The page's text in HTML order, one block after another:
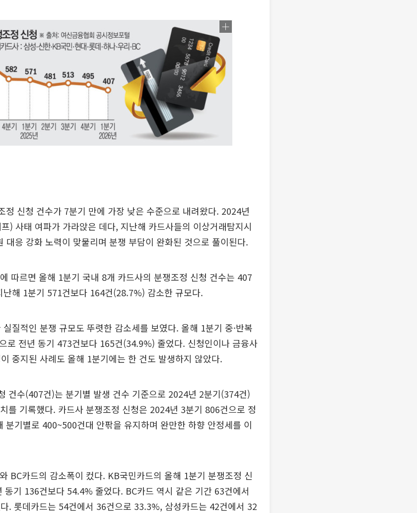
정 신청 건수가 7분기 만에 가장 낮은 수준으로 내려왔다. 2024년
) 사태 여파가 가라앉은 데다, 지난해 카드사들의 이상거래탐지시
대응 강화 노력이 맞물리며 분쟁 부담이 완화된 것으로 풀이된다.
따르면 올해 1분기 국내 8개 카드사의 분쟁조정 신청 건수는 407
난해 1분기 571건보다 164건(28.7%) 감소한 규모다.
실질적인 분쟁 규모도 뚜렷한 감소세를 보였다. 올해 1분기 중·반복
로 전년 동기 473건보다 165건(34.9%) 줄었다. 신청인이나 금융사
중지된 사례도 올해 1분기에는 한 건도 발생하지 않았다.
건수(407건)는 분기별 발생 건수 기준으로 2024년 2분기(374건)
를 기록했다. 카드사 분쟁조정 신청은 2024년 3분기 806건으로 정
분기별로 400~500건대 안팎을 유지하며 완만한 하향 안정세를 이
BC카드의 감소폭이 컸다. KB국민카드의 올해 1분기 분쟁조정 신
동기 136건보다 54.4% 줄었다. BC카드 역시 같은 기간 63건에서
. 롯데카드는 54건에서 36건으로 33.3%, 삼성카드는 42건에서 32